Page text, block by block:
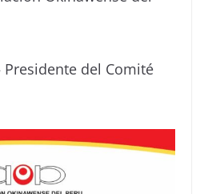
Presidente del Comité